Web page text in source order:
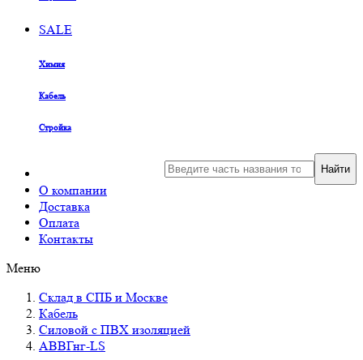
SALE
Химия
Кабель
Стройка
О компании
Доставка
Оплата
Контакты
Найти
Меню
Склад в СПБ и Москве
Кабель
Силовой с ПВХ изоляцией
АВВГнг-LS